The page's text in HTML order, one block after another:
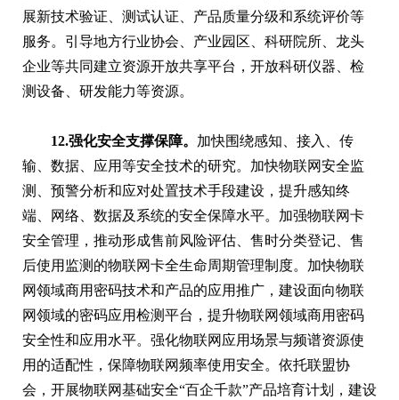
展新技术验证、测试认证、产品质量分级和系统评价等
服务。引导地方行业协会、产业园区、科研院所、龙头
企业等共同建立资源开放共享平台，开放科研仪器、检
测设备、研发能力等资源。
12.强化安全支撑保障。 加快围绕感知、接入、传
输、数据、应用等安全技术的研究。加快物联网安全监
测、预警分析和应对处置技术手段建设，提升感知终
端、网络、数据及系统的安全保障水平。加强物联网卡
安全管理，推动形成售前风险评估、售时分类登记、售
后使用监测的物联网卡全生命周期管理制度。加快物联
网领域商用密码技术和产品的应用推广，建设面向物联
网领域的密码应用检测平台，提升物联网领域商用密码
安全性和应用水平。强化物联网应用场景与频谱资源使
用的适配性，保障物联网频率使用安全。依托联盟协
会，开展物联网基础安全“百企千款”产品培育计划，建设